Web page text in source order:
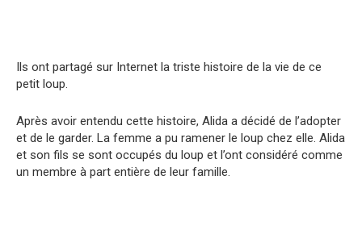
Ils ont partagé sur Internet la triste histoire de la vie de ce
petit loup.
Après avoir entendu cette histoire, Alida a décidé de l’adopter
et de le garder. La femme a pu ramener le loup chez elle. Alida
et son fils se sont occupés du loup et l’ont considéré comme
un membre à part entière de leur famille.